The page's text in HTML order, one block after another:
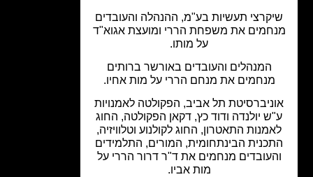
תעשיות בע"מ, ההנהלה והעובדים
את משפחת הררי ומועצת אגוא"ד
על מותו.
המנהלים והעובדים באורשר ברותים
מנחמים את מנחם הררי על מות אחיו.
תל אביב, הפקולטה לאמנויות
יולנדה ודוד כץ, דקאן הפקולטה, החוג
התאטרון, החוג לקולנוע וטלוויזיה,
הבינתחומית, המורים, התלמידים
מנחמים את ד"ר דרור הררי על
מות אביו.